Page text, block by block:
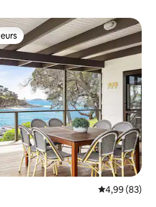
parmi les plus aimés
Note
4,99 (83)